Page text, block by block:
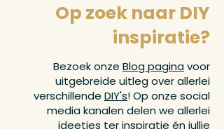
Op zoek naar DIY
inspiratie?
Bezoek onze Blog paginavoor
uitgebreide uitleg over allerlei
verschillende DIY's! Op onze social
media kanalen delen we allerlei
ideetjes ter inspiratie én jullie